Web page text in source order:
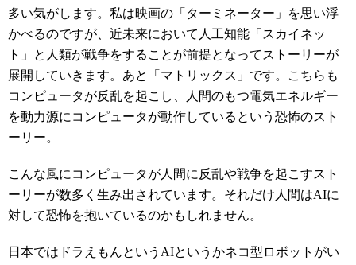
多い気がします。私は映画の「ターミネーター」を思い浮
かべるのですが、近未来において人工知能「スカイネッ
ト」と人類が戦争をすることが前提となってストーリーが
展開していきます。あと「マトリックス」です。こちらも
コンピュータが反乱を起こし、人間のもつ電気エネルギー
を動力源にコンピュータが動作しているという恐怖のスト
ーリー。
こんな風にコンピュータが人間に反乱や戦争を起こすスト
ーリーが数多く生み出されています。それだけ人間はAIに
対して恐怖を抱いているのかもしれません。
日本ではドラえもんというAIというかネコ型ロボットがい